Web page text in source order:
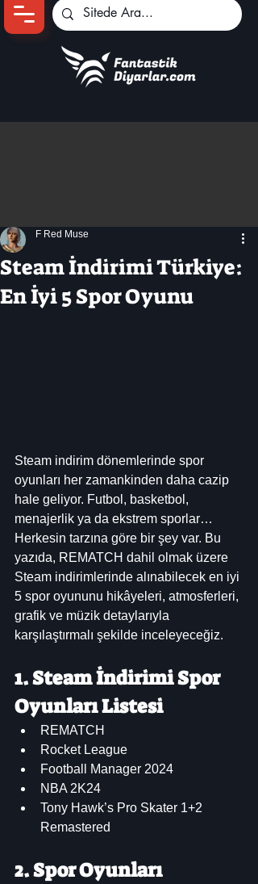
Black Desert
Dizi-Film Haberleri
Steam İndirimi Türkiye:
En İyi 5 Spor Oyunu
F Red Muse
Steam indirim dönemlerinde spor
oyunları her zamankinden daha cazip
hale geliyor. Futbol, basketbol,
menajerlik ya da ekstrem sporlar…
Herkesin tarzına göre bir şey var. Bu
yazıda, REMATCH dahil olmak üzere
Steam indirimlerinde alınabilecek en iyi
5 spor oyununu hikâyeleri, atmosferleri,
grafik ve müzik detaylarıyla
karşılaştırmalı şekilde inceleyeceğiz.
1. Steam İndirimi Spor
Oyunları Listesi
REMATCH
Rocket League
Football Manager 2024
NBA 2K24
Tony Hawk’s Pro Skater 1+2
Remastered
2. Spor Oyunları